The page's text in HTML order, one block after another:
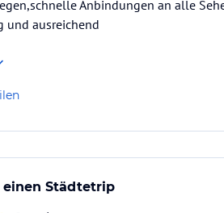
Anbindungen an alle
und ausreichend
einen Städtetrip